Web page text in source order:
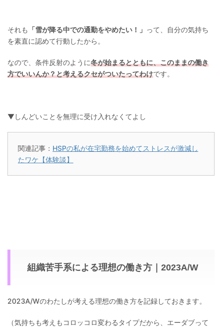
それも 「雪が降る中での通勤をやめたい！」 って、自分の気持ち
を素直に認めて行動したから。
なので、条件反射のように冬が始まるとともに、このままの働き
方でいいんか？と考えるクセがついたってわけです。
▼しんどいことを無理に受け入れなくてよし
関連記事： HSPの私が在宅勤務を始めてストレスが激減し
たワケ【体験談】
組織苦手系による理想の働き方｜2023A/W
2023A/Wのわたしが考える理想の働き方を記録しておきます。
（気持ちも考えもコロッコロ変わるタイプだから、エーダブって